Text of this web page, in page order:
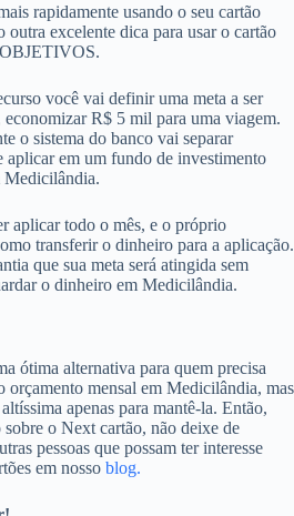
rapidamente usando o seu cartão
excelente dica para usar o cartão
você vai definir uma meta a ser
R$ 5 mil para uma viagem.
o sistema do banco vai separar
aplicar em um fundo de investimento
Medicilândia.
aplicar todo o mês, e o próprio
transferir o dinheiro para a aplicação.
que sua meta será atingida sem
o dinheiro em Medicilândia.
ótima alternativa para quem precisa
orçamento mensal em Medicilândia, mas
apenas para mantê-la. Então,
o Next cartão, não deixe de
pessoas que possam ter interesse
em nosso blog.